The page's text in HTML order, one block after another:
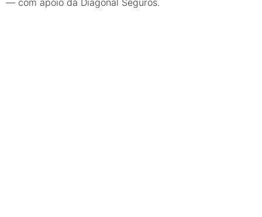
— com apoio da Diagonal Seguros.